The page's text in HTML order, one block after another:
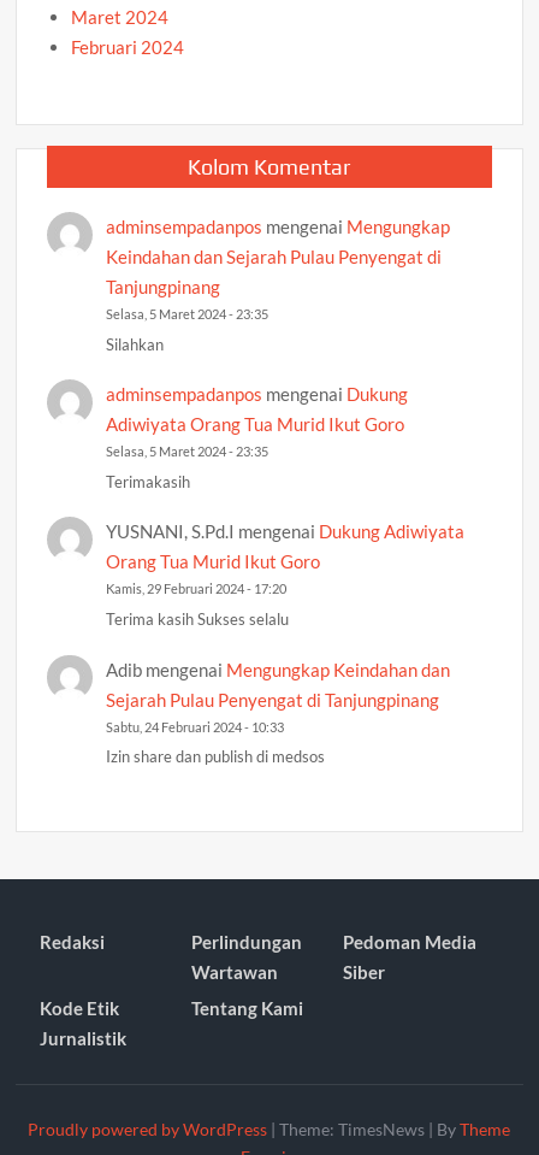
Maret 2024
Februari 2024
Kolom Komentar
adminsempadanpos mengenai Mengungkap
Keindahan dan Sejarah Pulau Penyengat di
Tanjungpinang
Selasa, 5 Maret 2024 - 23:35
Silahkan
adminsempadanpos mengenai Dukung
Adiwiyata Orang Tua Murid Ikut Goro
Selasa, 5 Maret 2024 - 23:35
Terimakasih
YUSNANI, S.Pd.I mengenai Dukung Adiwiyata
Orang Tua Murid Ikut Goro
Kamis, 29 Februari 2024 - 17:20
Terima kasih Sukses selalu
Adib mengenai Mengungkap Keindahan dan
Sejarah Pulau Penyengat di Tanjungpinang
Sabtu, 24 Februari 2024 - 10:33
Izin share dan publish di medsos
Redaksi
Perlindungan
Wartawan
Pedoman Media
Siber
Kode Etik
Jurnalistik
Tentang Kami
Proudly powered by WordPress |Theme: TimesNews | ByTheme